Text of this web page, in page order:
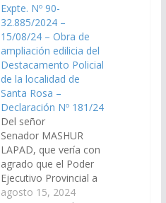
Expte. Nº 90-
32.885/2024 –
15/08/24 – Obra de
ampliación edilicia del
Destacamento Policial
de la localidad de
Santa Rosa –
Declaración Nº 181/24
Del señor
Senador MASHUR
LAPAD, que vería con
agrado que el Poder
Ejecutivo Provincial a
través del Ministerio de
agosto 15, 2024